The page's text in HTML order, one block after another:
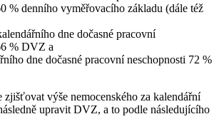
% denního vyměřovacího základu (dále též
dne dočasné pracovní
% DVZ a
dne dočasné pracovní neschopnosti 72 %
zjišťovat výše nemocenského za kalendářní
upravit DVZ, a to podle následujícího